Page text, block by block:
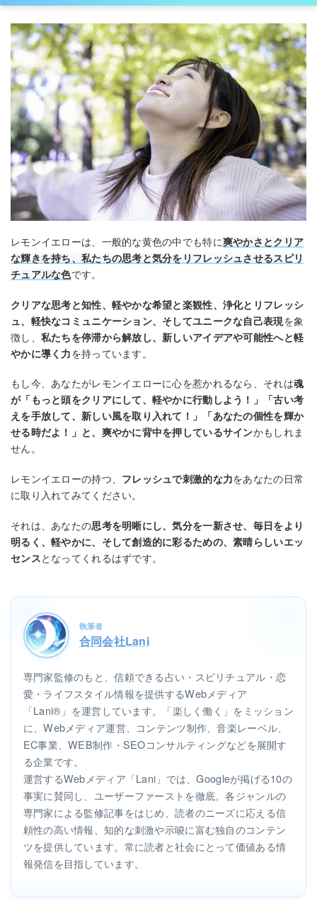
レモンイエローは、一般的な黄色の中でも特に爽やかさとクリア
な輝きを持ち、私たちの思考と気分をリフレッシュさせるスピリ
チュアルな色です。
クリアな思考と知性、軽やかな希望と楽観性、浄化とリフレッシ
ュ、軽快なコミュニケーション、そしてユニークな自己表現を象
徴し、 私たちを停滞から解放し、新しいアイデアや可能性へと軽
やかに導く力を持っています。
もし今、あなたがレモンイエローに心を惹かれるなら、それは魂
が「もっと頭をクリアにして、軽やかに行動しよう！」「古い考
えを手放して、新しい風を取り入れて！」「あなたの個性を輝か
せる時だよ！」と、爽やかに背中を押しているサインかもしれま
せん。
レモンイエローの持つ、 フレッシュで刺激的な力をあなたの日常
に取り入れてみてください。
それは、あなたの思考を明晰にし、気分を一新させ、毎日をより
明るく、軽やかに、そして創造的に彩るための、素晴らしいエッ
センスとなってくれるはずです。
執筆者
合同会社Lani
専門家監修のもと、信頼できる占い・スピリチュアル・恋
愛・ライフスタイル情報を提供するWebメディア
「Lani®」を運営しています。「楽しく働く」をミッション
に、Webメディア運営、コンテンツ制作、音楽レーベル、
EC事業、WEB制作・SEOコンサルティングなどを展開す
る企業です。
運営するWebメディア「Lani」では、Googleが掲げる10の
事実に賛同し、ユーザーファーストを徹底。各ジャンルの
専門家による監修記事をはじめ、読者のニーズに応える信
頼性の高い情報、知的な刺激や示唆に富む独自のコンテン
ツを提供しています。常に読者と社会にとって価値ある情
報発信を目指しています。